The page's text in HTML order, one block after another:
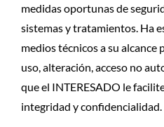
medidas oportunas de
sistemas y tratamientos. Ha
medios técnicos a su alcance
uso, alteración, acceso no
que el INTERESADO le
integridad y confidencialidad.